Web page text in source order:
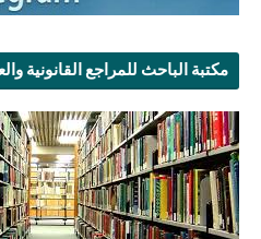
مكتبة الباحث للمراجع القانونية